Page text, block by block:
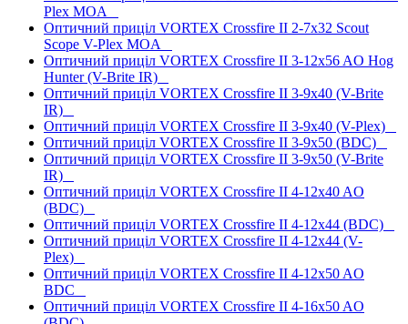
Plex MOA
Оптичний приціл VORTEX Crossfire II 2-7x32 Scout
Scope V-Plex MOA
Оптичний приціл VORTEX Crossfire II 3-12x56 AO Hog
Hunter (V-Brite IR)
Оптичний приціл VORTEX Crossfire II 3-9x40 (V-Brite
IR)
Оптичний приціл VORTEX Crossfire II 3-9x40 (V-Plex)
Оптичний приціл VORTEX Crossfire II 3-9x50 (BDC)
Оптичний приціл VORTEX Crossfire II 3-9x50 (V-Brite
IR)
Оптичний приціл VORTEX Crossfire II 4-12x40 AO
(BDC)
Оптичний приціл VORTEX Crossfire II 4-12x44 (BDC)
Оптичний приціл VORTEX Crossfire II 4-12x44 (V-
Plex)
Оптичний приціл VORTEX Crossfire II 4-12x50 AO
BDC
Оптичний приціл VORTEX Crossfire II 4-16x50 AO